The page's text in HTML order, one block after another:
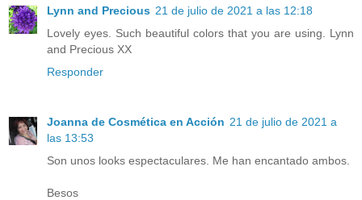
Lynn and Precious 21 de julio de 2021 a las 12:18
Lovely eyes. Such beautiful colors that you are using. Lynn
and Precious XX
Responder
Joanna de Cosmética en Acción 21 de julio de 2021 a
las 13:53
Son unos looks espectaculares. Me han encantado ambos.
Besos